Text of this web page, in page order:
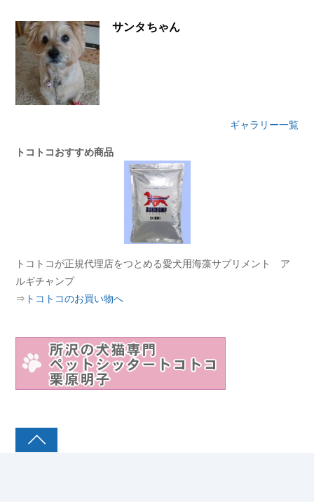
サンタちゃん
ギャラリー一覧
トコトコおすすめ商品
トコトコが正規代理店をつとめる愛犬用海藻サプリメント ア
ルギチャンプ
⇒ トコトコのお買い物へ